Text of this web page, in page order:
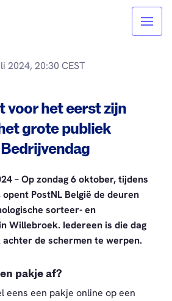
2024, 20:30 CEST
voor het eerst zijn
grote publiek
– Op zondag 6 oktober, tijdens
PostNL België de deuren
sorteer- en
Willebroek. Iedereen is die dag
de schermen te werpen.
pakje af?
eens een pakje online op een